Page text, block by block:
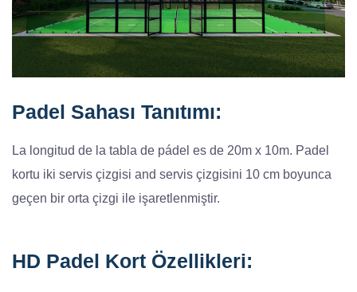
Padel Sahası Tanıtımı:
La longitud de la tabla de pádel es de 20m x 10m. Padel
kortu iki servis çizgisi and servis çizgisini 10 cm boyunca
geçen bir orta çizgi ile işaretlenmiştir.
HD Padel Kort Özellikleri: